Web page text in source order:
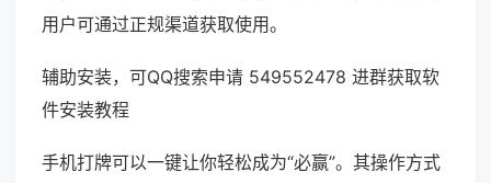
用户可通过正规渠道获取使用。
辅助安装，可QQ搜索申请 549552478 进群获取软
件安装教程
手机打牌可以一键让你轻松成为“必赢”。其操作方式